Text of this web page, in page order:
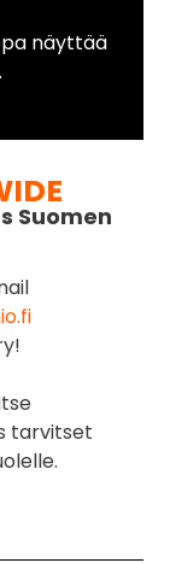
näyttää
Suomen
tarvitset